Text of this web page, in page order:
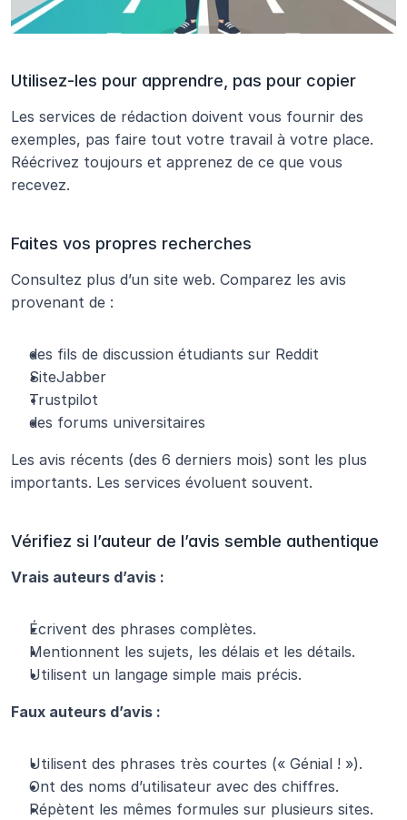
Utilisez-les pour apprendre, pas pour copier
Les services de rédaction doivent vous fournir des
exemples, pas faire tout votre travail à votre place.
Réécrivez toujours et apprenez de ce que vous
recevez.
Faites vos propres recherches
Consultez plus d’un site web. Comparez les avis
provenant de :
des fils de discussion étudiants sur Reddit
SiteJabber
Trustpilot
des forums universitaires
Les avis récents (des 6 derniers mois) sont les plus
importants. Les services évoluent souvent.
Vérifiez si l’auteur de l’avis semble authentique
Vrais auteurs d’avis :
Écrivent des phrases complètes.
Mentionnent les sujets, les délais et les détails.
Utilisent un langage simple mais précis.
Faux auteurs d’avis :
Utilisent des phrases très courtes (« Génial ! »).
Ont des noms d’utilisateur avec des chiffres.
Répètent les mêmes formules sur plusieurs sites.